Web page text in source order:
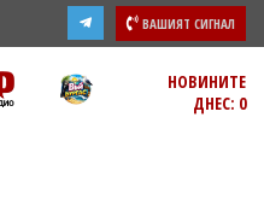
ВАШИЯТ СИГНАЛ
НОВИНИТЕ
ДНЕС: 0